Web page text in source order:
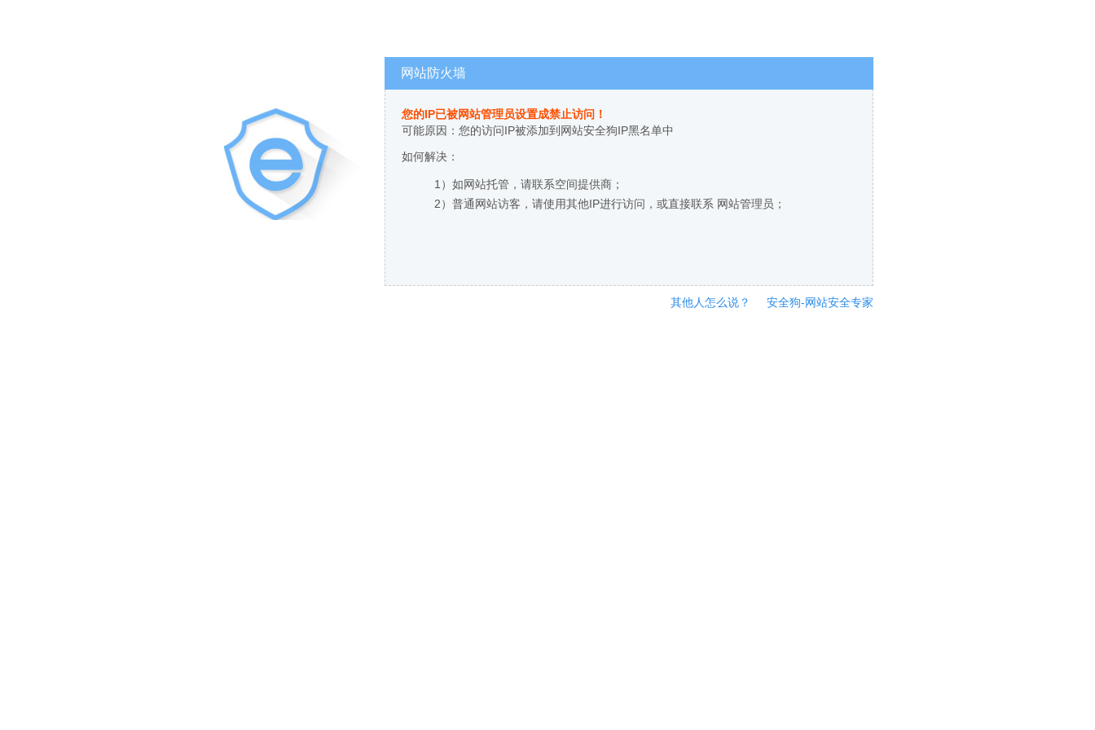
网站防火墙
您的IP已被网站管理员设置成禁止访问！
可能原因：您的访问IP被添加到网站安全狗IP黑名单中
如何解决：
1）如网站托管，请联系空间提供商；
2）普通网站访客，请使用其他IP进行访问，或直接联系 网站管理员；
其他人怎么说？ 安全狗-网站安全专家